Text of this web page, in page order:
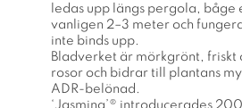
ledas upp längs pergola,
vanligen 2–3 meter och
inte binds upp.
Bladverket är mörkgrönt, friskt
rosor och bidrar till plantans
ADR-belönad.
‘Jasmina’® introducerades